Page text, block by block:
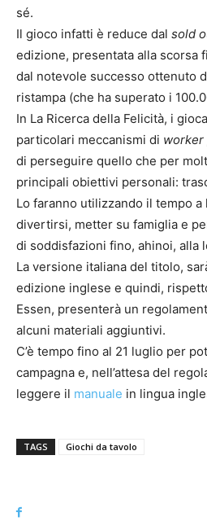
sé.
Il gioco infatti è reduce dal sold
edizione, presentata alla scorsa
dal notevole successo ottenuto
ristampa (che ha superato i
In La Ricerca della Felicità, i
particolari meccanismi di worker
di perseguire quello che per
principali obiettivi personali:
Lo faranno utilizzando il tempo
divertirsi, metter su famiglia e
di soddisfazioni fino, ahinoi, alla
La versione italiana del titolo,
edizione inglese e quindi,
Essen, presenterà un
alcuni materiali aggiuntivi.
C’è tempo fino al 21 luglio per
campagna e, nell’attesa del
leggere il manuale in lingua
TAGS Giochi da tavolo